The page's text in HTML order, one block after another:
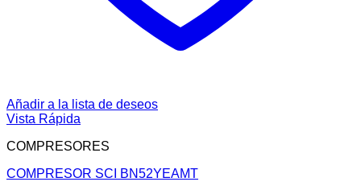
Añadir a la lista de deseos
Vista Rápida
COMPRESORES
COMPRESOR SCI BN52YEAMT